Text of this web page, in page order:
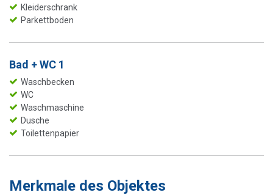
Kleiderschrank
Parkettboden
Bad + WC 1
Waschbecken
WC
Waschmaschine
Dusche
Toilettenpapier
Merkmale des Objektes